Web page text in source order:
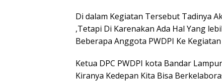
Di dalam Kegiatan Tersebut Tadinya
,Tetapi Di Karenakan Ada Hal Yang
Beberapa Anggota PWDPI Ke
Ketua DPC PWDPI kota Bandar
Kiranya Kedepan Kita Bisa